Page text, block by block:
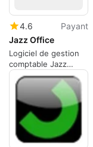
4.6
Payant
Jazz Office
Logiciel de gestion
comptable Jazz
Office